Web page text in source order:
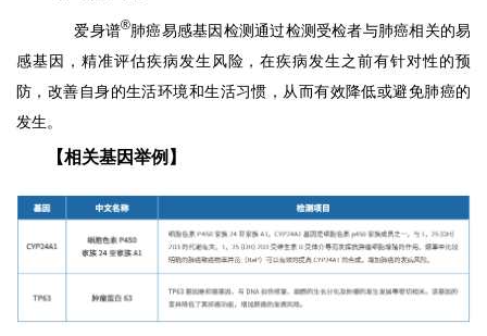
爱身谱®肺癌易感基因检测通过检测受检者与肺癌相关的易
感基因，精准评估疾病发生风险，在疾病发生之前有针对性的预
防，改善自身的生活环境和生活习惯，从而有效降低或避免肺癌的
发生。
【相关基因举例】